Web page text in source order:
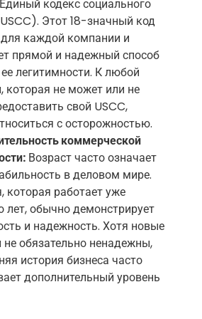
кодекс социального
Этот 18-значный код
каждой компании и
прямой и надежный способ
легитимности. К любой
которая не может или не
свой USCC,
с осторожностью.
коммерческой
Возраст часто означает
в деловом мире.
которая работает уже
лет, обычно демонстрирует
и надежность. Хотя новые
обязательно ненадежны,
история бизнеса часто
дополнительный уровень